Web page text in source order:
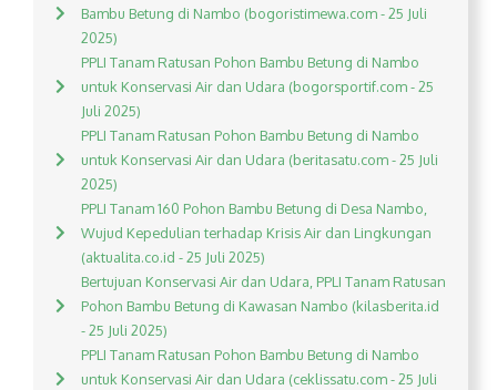
Bambu Betung di Nambo (bogoristimewa.com - 25 Juli
2025)
PPLI Tanam Ratusan Pohon Bambu Betung di Nambo
untuk Konservasi Air dan Udara (bogorsportif.com - 25
Juli 2025)
PPLI Tanam Ratusan Pohon Bambu Betung di Nambo
untuk Konservasi Air dan Udara (beritasatu.com - 25 Juli
2025)
PPLI Tanam 160 Pohon Bambu Betung di Desa Nambo,
Wujud Kepedulian terhadap Krisis Air dan Lingkungan
(aktualita.co.id - 25 Juli 2025)
Bertujuan Konservasi Air dan Udara, PPLI Tanam Ratusan
Pohon Bambu Betung di Kawasan Nambo (kilasberita.id
- 25 Juli 2025)
PPLI Tanam Ratusan Pohon Bambu Betung di Nambo
untuk Konservasi Air dan Udara (ceklissatu.com - 25 Juli